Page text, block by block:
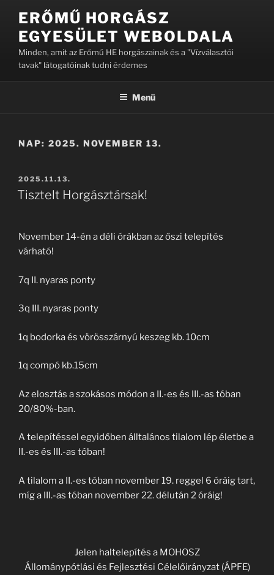
Tartalomhoz
ERŐMŰ HORGÁSZ
EGYESÜLET WEBOLDALA
Minden, amit az Erőmű HE horgászainak és a "Vízválasztói
tavak" látogatóinak tudni érdemes
Menü
NAP: 2025. NOVEMBER 13.
BEKÜLDVE:
2025.11.13.
Tisztelt Horgásztársak!
November 14-én a déli órákban az őszi telepítés
várható!
7q II. nyaras ponty
3q III. nyaras ponty
1q bodorka és vörösszárnyú keszeg kb. 10cm
1q compó kb.15cm
Az elosztás a szokásos módon a II.-es és III.-as tóban
20/80%-ban.
A telepítéssel egyidőben álltalános tilalom lép életbe a
II.-es és III.-as tóban!
A tilalom a II.-es tóban november 19. reggel 6 óráig tart,
míg a III.-as tóban november 22. délután 2 óráig!
Jelen haltelepítés a MOHOSZ
Állománypótlási és Fejlesztési Célelőirányzat (ÁPFE)